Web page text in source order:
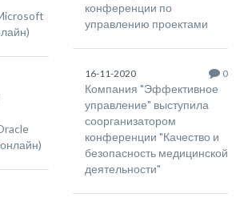
конференции по
управлению проектами
16-11-2020 0
Компания "Эффективное
управление" выступила
соорганизатором
конференции "Качество и
безопасность медицинской
деятельности"